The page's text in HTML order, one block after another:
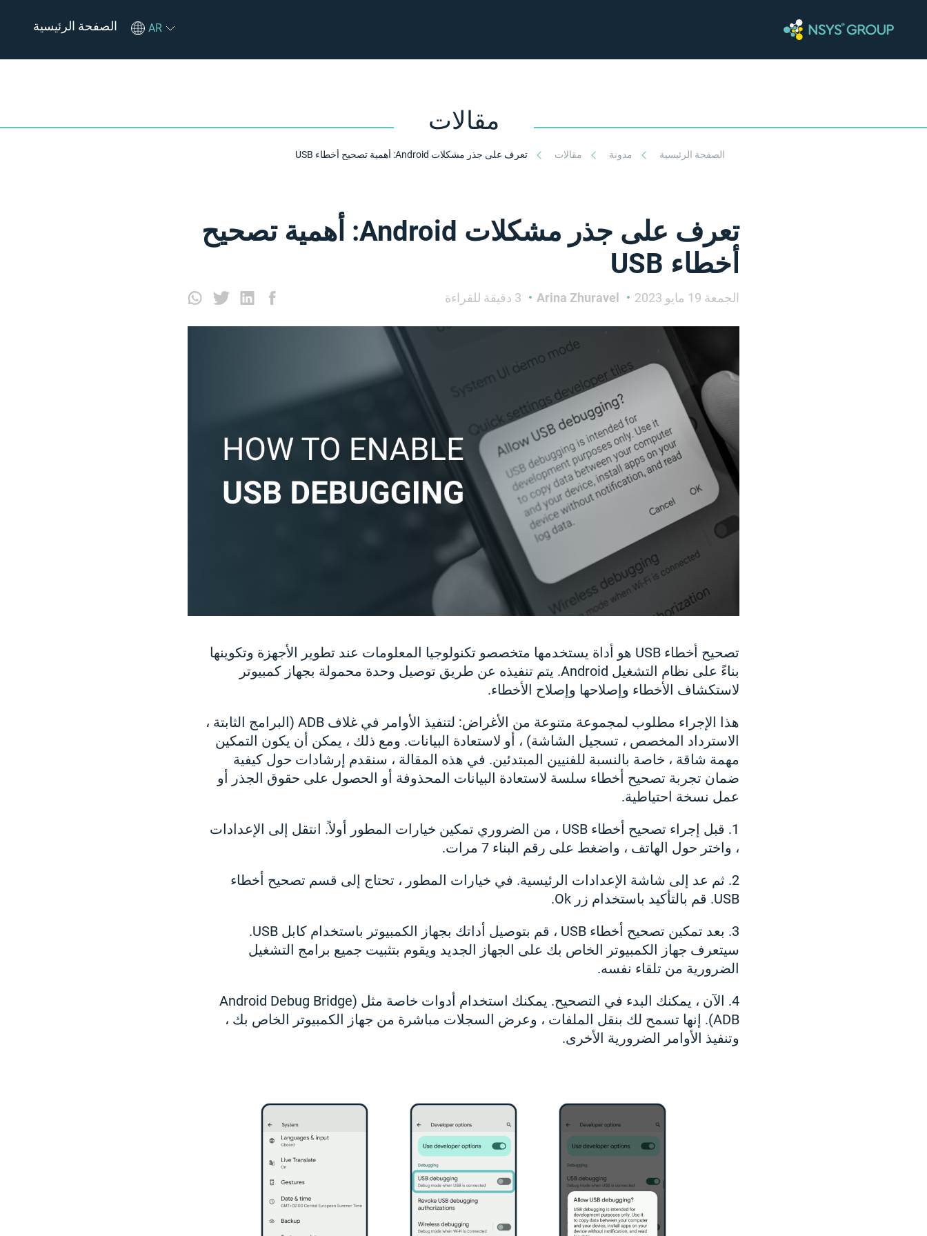
AR الصفحة الرئيسية
مقالات
الصفحة الرئيسية مدونة مقالات تعرف على جذر مشكلات Android: أهمية تصحيح أخطاء USB
تعرف على جذر مشكلات Android: أهمية تصحيح
أخطاء USB
الجمعة 19 مايو 2023
تصحيح أخطاء USB هو أداة يستخدمها متخصصو تكنولوجيا المعلومات عند تطوير الأجهزة وتكوينها
بناءً على نظام التشغيل Android. يتم تنفيذه عن طريق توصيل وحدة محمولة بجهاز كمبيوتر
لاستكشاف الأخطاء وإصلاحها وإصلاح الأخطاء.
هذا الإجراء مطلوب لمجموعة متنوعة من الأغراض: لتنفيذ الأوامر في غلاف ADB (البرامج الثابتة ،
الاسترداد المخصص ، تسجيل الشاشة) ، أو لاستعادة البيانات. ومع ذلك ، يمكن أن يكون التمكين
مهمة شاقة ، خاصة بالنسبة للفنيين المبتدئين. في هذه المقالة ، سنقدم إرشادات حول كيفية
ضمان تجربة تصحيح أخطاء سلسة لاستعادة البيانات المحذوفة أو الحصول على حقوق الجذر أو
عمل نسخة احتياطية.
1. قبل إجراء تصحيح أخطاء USB ، من الضروري تمكين خيارات المطور أولاً. انتقل إلى الإعدادات
، واختر حول الهاتف ، واضغط على رقم البناء 7 مرات.
2. ثم عد إلى شاشة الإعدادات الرئيسية. في خيارات المطور ، تحتاج إلى قسم تصحيح أخطاء
USB. قم بالتأكيد باستخدام زر Ok.
3. بعد تمكين تصحيح أخطاء USB ، قم بتوصيل أداتك بجهاز الكمبيوتر باستخدام كابل USB.
سيتعرف جهاز الكمبيوتر الخاص بك على الجهاز الجديد ويقوم بتثبيت جميع برامج التشغيل
الضرورية من تلقاء نفسه.
4. الآن ، يمكنك البدء في التصحيح. يمكنك استخدام أدوات خاصة مثل (Android Debug Bridge
(ADB. إنها تسمح لك بنقل الملفات ، وعرض السجلات مباشرة من جهاز الكمبيوتر الخاص بك ،
وتنفيذ الأوامر الضرورية الأخرى.